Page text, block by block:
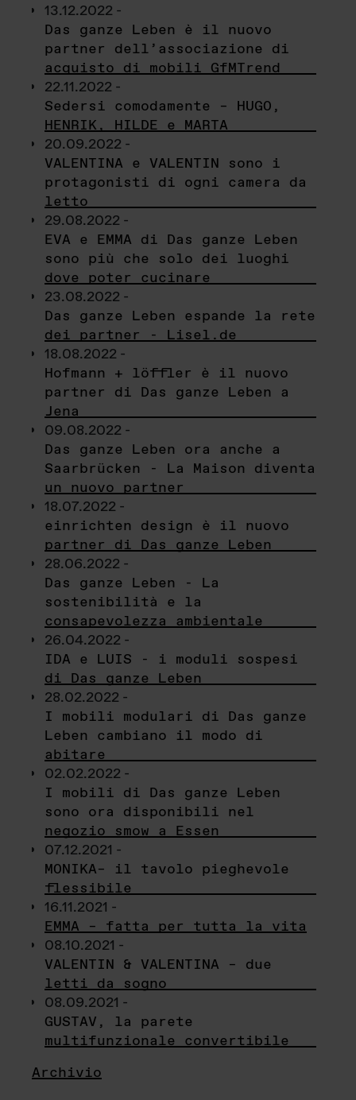
13.12.2022 -
Das ganze Leben è il nuovo
partner dell’associazione di
acquisto di mobili GfMTrend
22.11.2022 -
Sedersi comodamente – HUGO,
HENRIK, HILDE e MARTA
20.09.2022 -
VALENTINA e VALENTIN sono i
protagonisti di ogni camera da
letto
29.08.2022 -
EVA e EMMA di Das ganze Leben
sono più che solo dei luoghi
dove poter cucinare
23.08.2022 -
Das ganze Leben espande la rete
dei partner - Lisel.de
18.08.2022 -
Hofmann + löffler è il nuovo
partner di Das ganze Leben a
Jena
09.08.2022 -
Das ganze Leben ora anche a
Saarbrücken - La Maison diventa
un nuovo partner
18.07.2022 -
einrichten design è il nuovo
partner di Das ganze Leben
28.06.2022 -
Das ganze Leben - La
sostenibilità e la
consapevolezza ambientale
26.04.2022 -
IDA e LUIS - i moduli sospesi
di Das ganze Leben
28.02.2022 -
I mobili modulari di Das ganze
Leben cambiano il modo di
abitare
02.02.2022 -
I mobili di Das ganze Leben
sono ora disponibili nel
negozio smow a Essen
07.12.2021 -
MONIKA– il tavolo pieghevole
flessibile
16.11.2021 -
EMMA – fatta per tutta la vita
08.10.2021 -
VALENTIN & VALENTINA – due
letti da sogno
08.09.2021 -
GUSTAV, la parete
multifunzionale convertibile
Archivio